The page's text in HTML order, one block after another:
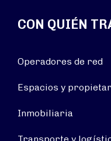
CON QUIÉN
Operadores de red
Espacios y
Inmobiliaria